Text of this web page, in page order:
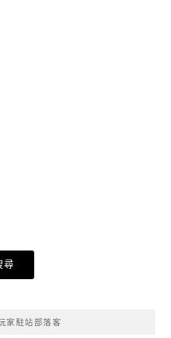
駐站部落客